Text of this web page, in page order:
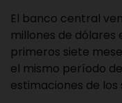
El banco central
millones de
primeros siete
el mismo período
estimaciones de